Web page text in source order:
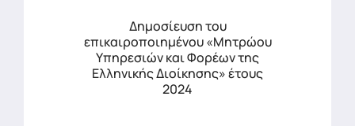
Δημοσίευση του
επικαιροποιημένου «Μητρώου
Υπηρεσιών και Φορέων της
Ελληνικής Διοίκησης» έτους
2024